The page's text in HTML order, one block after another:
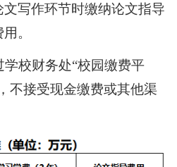
写作环节时缴纳论文指导
。
校财务处“校园缴费平
不接受现金缴费或其他渠